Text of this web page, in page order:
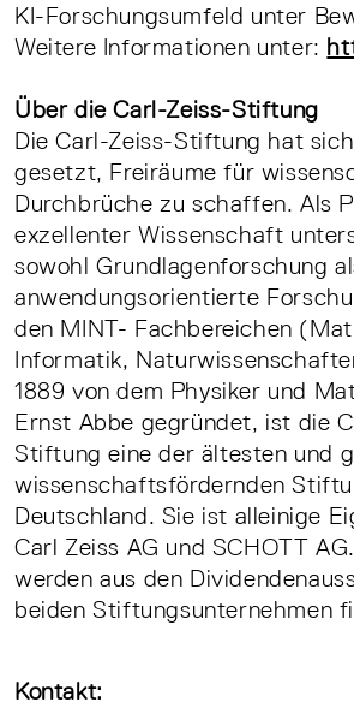
KI-Forschungsumfeld unter
Weitere Informationen unter:
Über die Carl-Zeiss-Stiftung
Die Carl-Zeiss-Stiftung hat
gesetzt, Freiräume für
Durchbrüche zu schaffen. Als
exzellenter Wissenschaft
sowohl Grundlagenforschung
anwendungsorientierte
den MINT- Fachbereichen
Informatik,
1889 von dem Physiker und
Ernst Abbe gegründet, ist die
Stiftung eine der ältesten und
wissenschaftsfördernden
Deutschland. Sie ist alleinige
Carl Zeiss AG und SCHOTT
werden aus den
beiden Stiftungsunternehmen
Kontakt: